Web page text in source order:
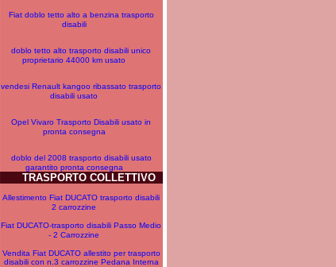
Fiat doblo tetto alto a benzina trasporto
disabili
doblo tetto alto trasporto disabili unico
proprietario 44000 km usato
vendesi Renault kangoo ribassato trasporto
disabili usato
Opel Vivaro Trasporto Disabili usato in
pronta consegna
doblo del 2008 trasporto disabili usato
garantito pronta consegna
TRASPORTO COLLETTIVO
Allestimento Fiat DUCATO trasporto disabili
2 carrozzine
Fiat DUCATO-trasporto disabili Passo Medio
- 2 Carrozzine
Vendita Fiat DUCATO allestito per trasporto
disabili con n.3 carrozzine Pedana Interna